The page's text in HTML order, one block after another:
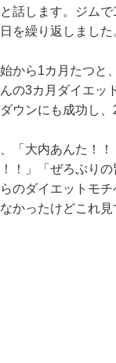
話します。ジム
を繰り返しました
から1カ月たつと
の3カ月ダイエッ
ウンにも成功し
「大内あんた！
！」「ぜろぷり
のダイエットモ
かったけどこれ